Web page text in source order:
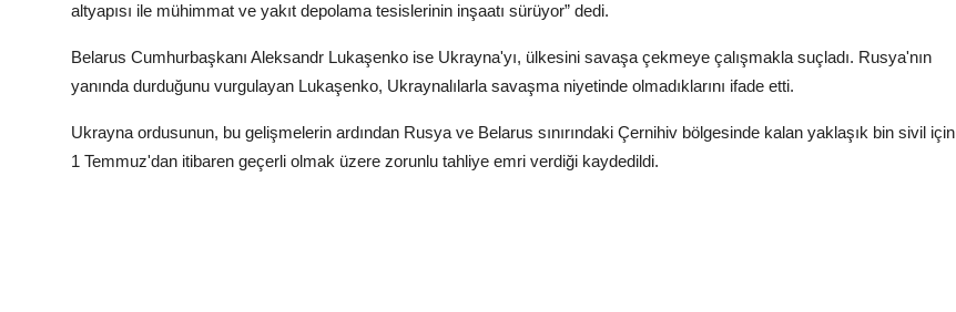
altyapısı ile mühimmat ve yakıt depolama tesislerinin inşaatı sürüyor” dedi.
Belarus Cumhurbaşkanı Aleksandr Lukaşenko ise Ukrayna'yı, ülkesini savaşa çekmeye çalışmakla suçladı. Rusya'nın
yanında durduğunu vurgulayan Lukaşenko, Ukraynalılarla savaşma niyetinde olmadıklarını ifade etti.
Ukrayna ordusunun, bu gelişmelerin ardından Rusya ve Belarus sınırındaki Çernihiv bölgesinde kalan yaklaşık bin sivil için
1 Temmuz'dan itibaren geçerli olmak üzere zorunlu tahliye emri verdiği kaydedildi.